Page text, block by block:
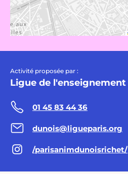
Activité proposée par :
Ligue de l'enseignement
01 45 83 44 36
dunois@ligueparis.org
/parisanimdunoisrichet/